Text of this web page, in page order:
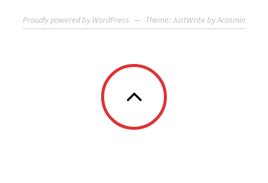
Proudly powered by WordPress — Theme: JustWrite byAcosmin